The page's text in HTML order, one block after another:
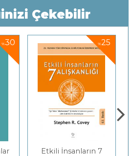
Çekebilir
%25
Etkili İnsanların 7